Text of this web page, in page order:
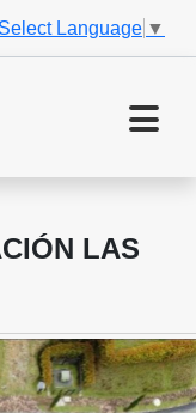
Select Language ▼
LAS